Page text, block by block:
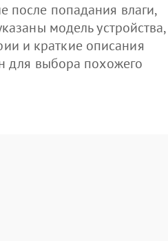
после попадания влаги,
модель устройства,
и краткие описания
для выбора похожего